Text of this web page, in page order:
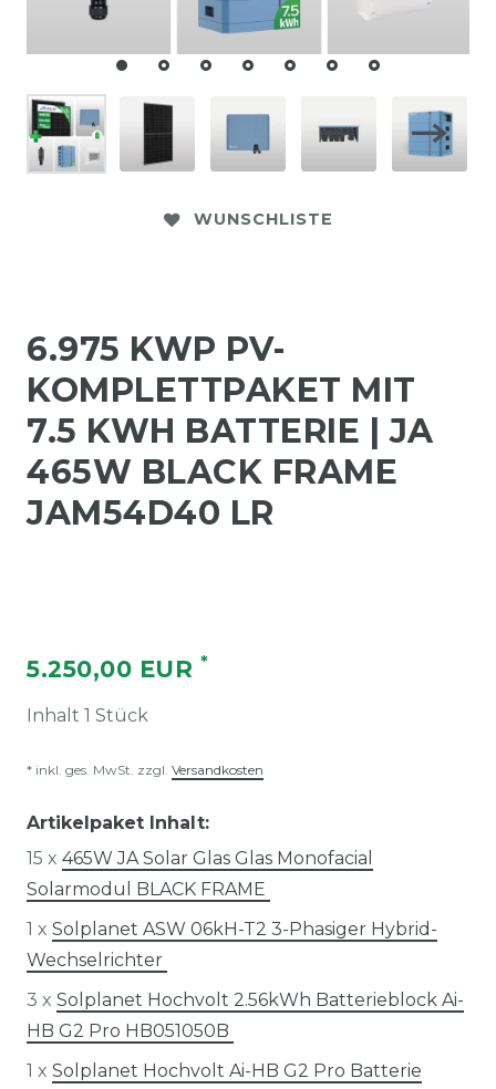
WUNSCHLISTE
6.975 KWP PV-
KOMPLETTPAKET MIT
7.5 KWH BATTERIE | JA
465W BLACK FRAME
JAM54D40 LR
5.250,00 EUR *
Inhalt 1 Stück
* inkl. ges. MwSt. zzgl. Versandkosten
Artikelpaket Inhalt:
15 x 465W JA Solar Glas Glas Monofacial
Solarmodul BLACK FRAME
1 x Solplanet ASW 06kH-T2 3-Phasiger Hybrid-
Wechselrichter
3 x Solplanet Hochvolt 2.56kWh Batterieblock Ai-
HB G2 Pro HB051050B
1 x Solplanet Hochvolt Ai-HB G2 Pro Batterie